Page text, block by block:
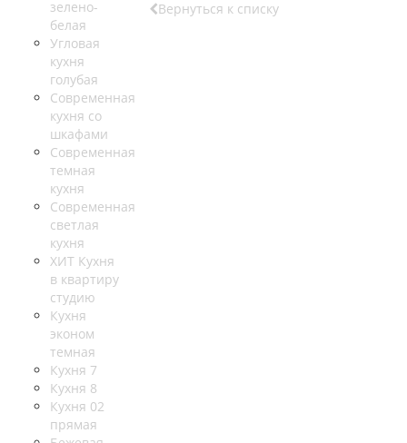
зелено-
белая
Угловая
кухня
голубая
Современная
кухня со
шкафами
Современная
темная
кухня
Современная
светлая
кухня
ХИТ Кухня
в квартиру
студию
Кухня
эконом
темная
Кухня 7
Кухня 8
Кухня 02
прямая
Вернуться к списку